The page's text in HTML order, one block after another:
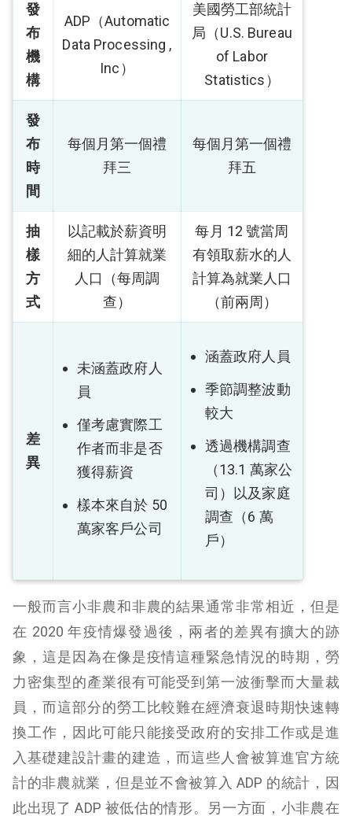
發
布
機
構
ADP（Automatic
Data Processing ,
Inc）
美國勞工部統計
局（U.S. Bureau
of Labor
Statistics）
發
布
時
間
每個月第一個禮
拜三
每個月第一個禮
拜五
抽
樣
方
式
以記載於薪資明
細的人計算就業
人口（每周調
查）
每月 12 號當周
有領取薪水的人
計算為就業人口
（前兩周）
差
異
未涵蓋政府人
員
僅考慮實際工
作者而非是否
獲得薪資
樣本來自於 50
萬家客戶公司
涵蓋政府人員
季節調整波動
較大
透過機構調查
（13.1 萬家公
司）以及家庭
調查（6 萬
戶）
一般而言小非農和非農的結果通常非常相近，但是
在 2020 年疫情爆發過後，兩者的差異有擴大的跡
象，這是因為在像是疫情這種緊急情況的時期，勞
力密集型的產業很有可能受到第一波衝擊而大量裁
員，而這部分的勞工比較難在經濟衰退時期快速轉
換工作，因此可能只能接受政府的安排工作或是進
入基礎建設計畫的建造，而這些人會被算進官方統
計的非農就業，但是並不會被算入 ADP 的統計，因
此出現了 ADP 被低估的情形。另一方面，小非農在